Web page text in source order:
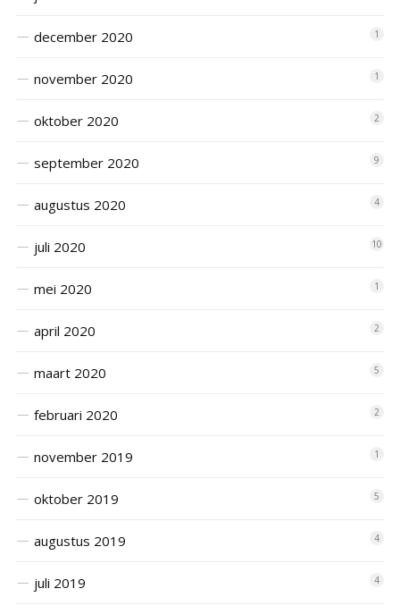
december 2020 1
november 2020 1
oktober 2020 2
september 2020 9
augustus 2020 4
juli 2020 10
mei 2020 1
april 2020 2
maart 2020 5
februari 2020 2
november 2019 1
oktober 2019 5
augustus 2019 4
juli 2019 4